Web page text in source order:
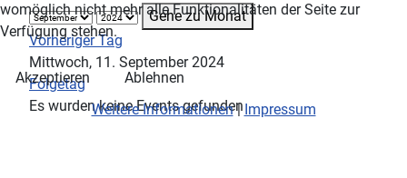
Gehe zu Monat
Vorheriger Tag
Mittwoch, 11. September 2024
Folgetag
Es wurden keine Events gefunden
womöglich nicht mehr alle Funktionalitäten der Seite zur
Verfügung stehen.
Akzeptieren
Ablehnen
Weitere Informationen|Impressum